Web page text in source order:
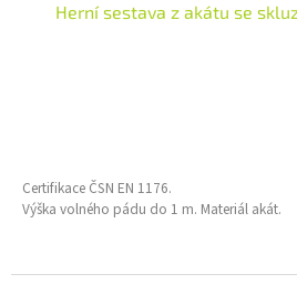
Herní sestava z akátu se
Certifikace ČSN EN 1176.
Výška volného pádu do 1 m. Materiál akát.